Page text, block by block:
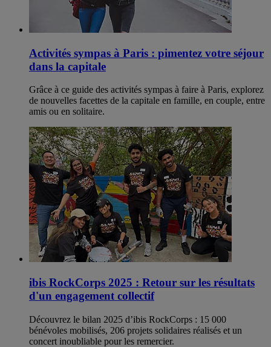
Activités sympas à Paris : pimentez votre séjour
dans la capitale
Grâce à ce guide des activités sympas à faire à Paris, explorez
de nouvelles facettes de la capitale en famille, en couple, entre
amis ou en solitaire.
ibis RockCorps 2025 : Retour sur les résultats
d'un engagement collectif
Découvrez le bilan 2025 d’ibis RockCorps : 15 000
bénévoles mobilisés, 206 projets solidaires réalisés et un
concert inoubliable pour les remercier.